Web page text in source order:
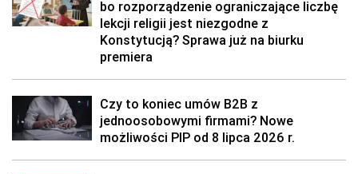
bo rozporządzenie ograniczające liczbę
lekcji religii jest niezgodne z
Konstytucją? Sprawa już na biurku
premiera
Czy to koniec umów B2B z
jednoosobowymi firmami? Nowe
możliwości PIP od 8 lipca 2026 r.